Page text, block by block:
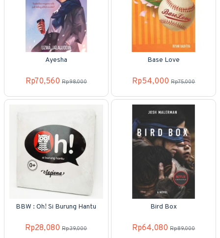
Ayesha
Rp70,560 Rp98,000
Base Love
Rp54,000 Rp75,000
BBW : Oh! Si Burung Hantu
Rp28,080 Rp39,000
Bird Box
Rp64,080 Rp89,000